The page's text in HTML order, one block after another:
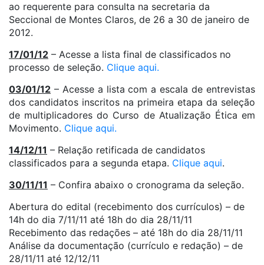
ao requerente para consulta na secretaria da
Seccional de Montes Claros, de 26 a 30 de janeiro de
2012.
17/01/12 – Acesse a lista final de classificados no
processo de seleção. Clique aqui.
03/01/12 – Acesse a lista com a escala de entrevistas
dos candidatos inscritos na primeira etapa da seleção
de multiplicadores do Curso de Atualização Ética em
Movimento. Clique aqui.
14/12/11 – Relação retificada de candidatos
classificados para a segunda etapa. Clique aqui.
30/11/11 – Confira abaixo o cronograma da seleção.
Abertura do edital (recebimento dos currículos) – de
14h do dia 7/11/11 até 18h do dia 28/11/11
Recebimento das redações – até 18h do dia 28/11/11
Análise da documentação (currículo e redação) – de
28/11/11 até 12/12/11